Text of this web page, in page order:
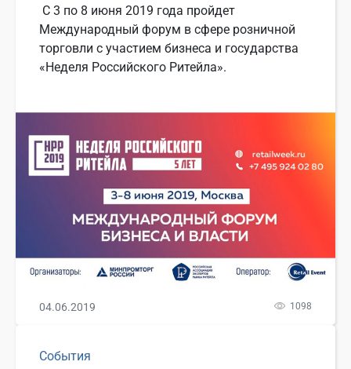
С 3 по 8 июня 2019 года пройдет
Международный форум в сфере розничной
торговли с участием бизнеса и государства
«Неделя Российского Ритейла».
04.06.2019 1098
События